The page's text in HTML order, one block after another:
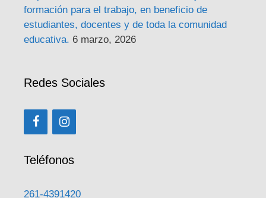
formación para el trabajo, en beneficio de
estudiantes, docentes y de toda la comunidad
educativa. 6 marzo, 2026
Redes Sociales
Teléfonos
261-4391420